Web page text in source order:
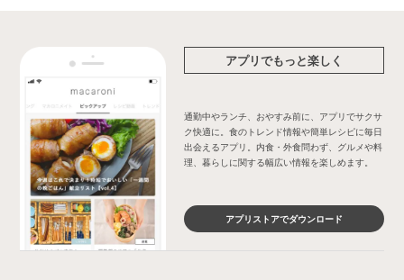
アプリでもっと楽しく
通勤中やランチ、おやすみ前に、アプリでサクサ
ク快適に。食のトレンド情報や簡単レシピに毎日
出会えるアプリ。内食・外食問わず、グルメや料
理、暮らしに関する幅広い情報を楽しめます。
アプリストアでダウンロード